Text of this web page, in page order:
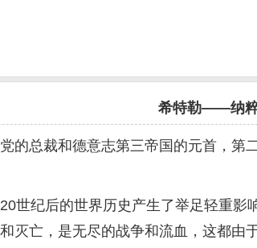
希特勒——纳
的总裁和德意志第三帝国的元首，第
纪后的世界历史产生了举足轻重影响
灭亡，是无尽的战争和流血，这都由